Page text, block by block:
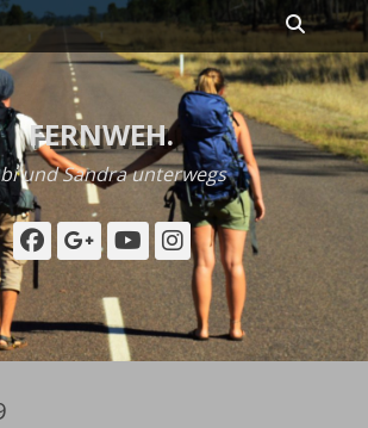
Suchen
FERNWEH.
und Sandra unterwegs
Facebook
Googleplus
YouTube
Instagram